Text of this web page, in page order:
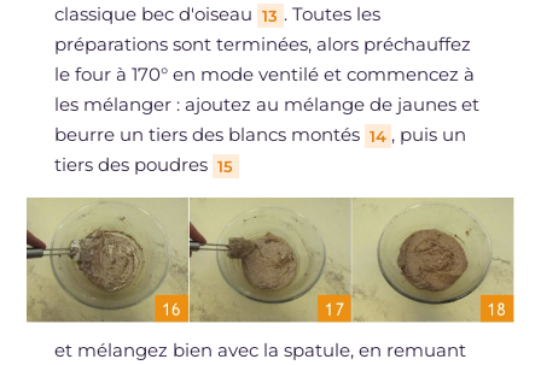
classique bec d'oiseau 13 . Toutes les
préparations sont terminées, alors préchauffez
le four à 170° en mode ventilé et commencez à
les mélanger : ajoutez au mélange de jaunes et
beurre un tiers des blancs montés 14 , puis un
tiers des poudres 15
et mélangez bien avec la spatule, en remuant